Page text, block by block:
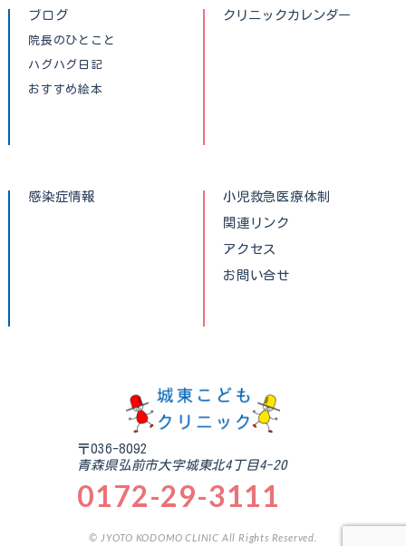
ブログ
院長のひとこと
ハグハグ日記
おすすめ絵本
クリニックカレンダー
感染症情報
小児救急医療体制
関連リンク
アクセス
お問い合せ
〒036-8092
青森県弘前市大字城東北4丁目4-20
0172-29-3111
© JYOTO KODOMO CLINIC All Rights Reserved.